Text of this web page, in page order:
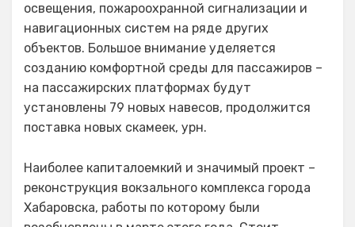
освещения, пожароохранной сигнализации и
навигационных систем на ряде других
объектов. Большое внимание уделяется
созданию комфортной среды для пассажиров –
на пассажирских платформах будут
установлены 79 новых навесов, продолжится
поставка новых скамеек, урн.
Наиболее капиталоемкий и значимый проект –
реконструкция вокзального комплекса города
Хабаровска, работы по которому были